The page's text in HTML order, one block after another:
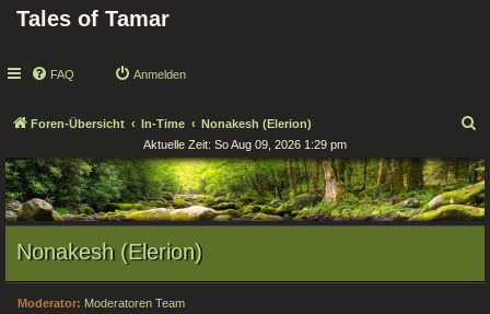
Tales of Tamar
FAQ Anmelden
Foren-Übersicht In-Time Nonakesh (Elerion)
c
h
e
Aktuelle Zeit: So Aug 09, 2026 1:29 pm
Nonakesh (Elerion)
Moderator: Moderatoren Team